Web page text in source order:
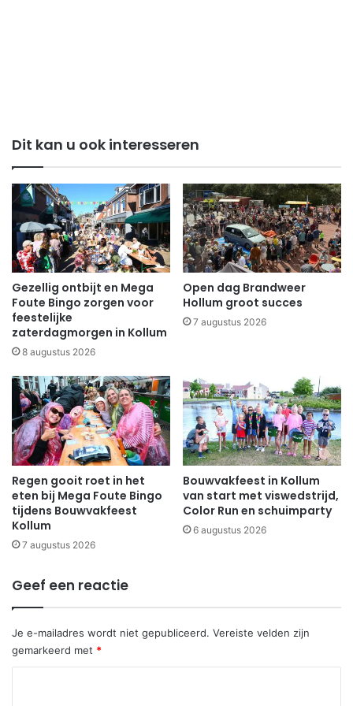
Dit kan u ook interesseren
Gezellig ontbijt en Mega
Foute Bingo zorgen voor
feestelijke
zaterdagmorgen in Kollum
8 augustus 2026
Open dag Brandweer
Hollum groot succes
7 augustus 2026
Regen gooit roet in het
eten bij Mega Foute Bingo
tijdens Bouwvakfeest
Kollum
7 augustus 2026
Bouwvakfeest in Kollum
van start met viswedstrijd,
Color Run en schuimparty
6 augustus 2026
Geef een reactie
Je e-mailadres wordt niet gepubliceerd. Vereiste velden zijn
gemarkeerd met *